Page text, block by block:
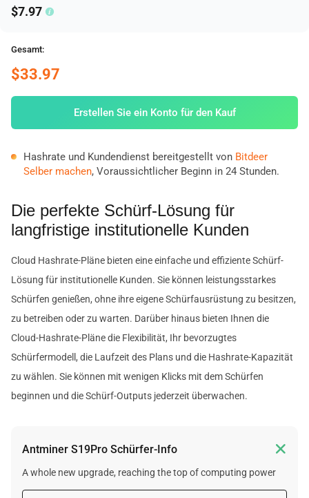
$7.97
Gesamt:
$33.97
Erstellen Sie ein Konto für den Kauf
Hashrate und Kundendienst bereitgestellt von Bitdeer
Selber machen, Voraussichtlicher Beginn in 24 Stunden.
Die perfekte Schürf-Lösung für
langfristige institutionelle Kunden
Cloud Hashrate-Pläne bieten eine einfache und effiziente Schürf-
Lösung für institutionelle Kunden. Sie können leistungsstarkes
Schürfen genießen, ohne ihre eigene Schürfausrüstung zu besitzen,
zu betreiben oder zu warten. Darüber hinaus bieten Ihnen die
Cloud-Hashrate-Pläne die Flexibilität, Ihr bevorzugtes
Schürfermodell, die Laufzeit des Plans und die Hashrate-Kapazität
zu wählen. Sie können mit wenigen Klicks mit dem Schürfen
beginnen und die Schürf-Outputs jederzeit überwachen.
Antminer S19Pro Schürfer-Info 
A whole new upgrade, reaching the top of computing power